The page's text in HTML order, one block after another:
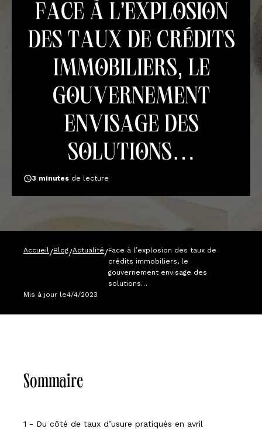
Face à l’explosion
des taux de crédits
immobiliers, le
gouvernement
envisage des
solutions…
3 minutes de lecture
Accueil /Blog/Actualité/Face à l’explosion des taux de
crédits immobiliers, le
gouvernement envisage des
solutions…
Mis à jour le4/4/2023
Sommaire
1 - Du côté de taux d’usure pratiqués en avril